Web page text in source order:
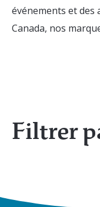
événements et des
Canada, nos
Filtrer